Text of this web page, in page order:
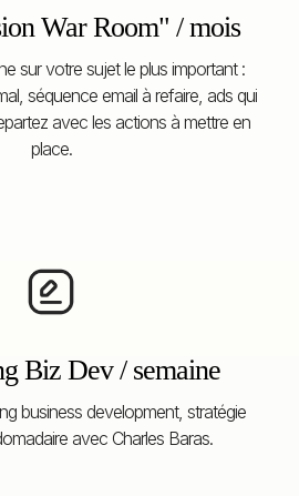
War Room" / mois
sur votre sujet le plus important :
séquence email à refaire, ads qui
avec les actions à mettre en
place.
Biz Dev / semaine
business development, stratégie
avec Charles Baras.